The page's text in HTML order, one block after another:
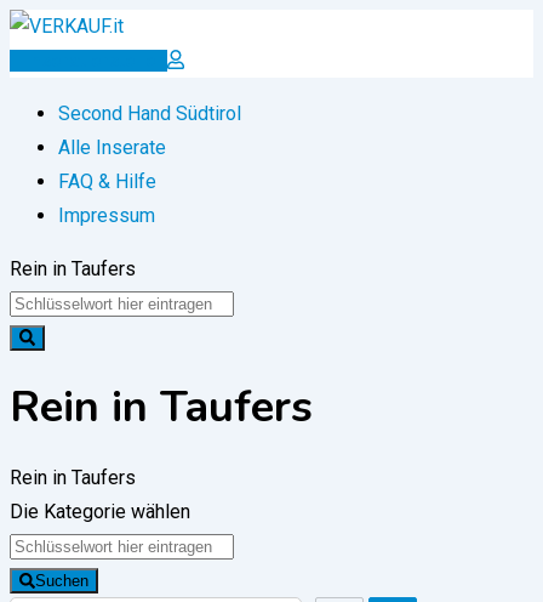
Zum
Inserat erstellen
Second Hand Südtirol
Alle Inserate
FAQ & Hilfe
Impressum
Rein in Taufers
Rein in Taufers
Rein in Taufers
Die Kategorie wählen
Suchen